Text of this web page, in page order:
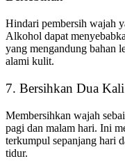
Hindari pembersih wajah
Alkohol dapat
yang mengandung bahan
alami kulit.
7. Bersihkan Dua
Membersihkan wajah
pagi dan malam hari. Ini
terkumpul sepanjang hari
tidur.